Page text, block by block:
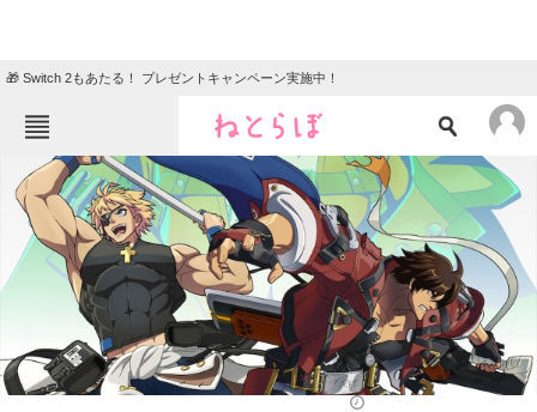
🎁 Switch 2もあたる！ プレゼントキャンペーン実施中！
ねとらぼメニュー
TOP ニュース
エンタメ クイズ
地域
教育・育児
動物 リサーチ